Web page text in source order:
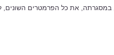
את כל הפרמטרים השונים,